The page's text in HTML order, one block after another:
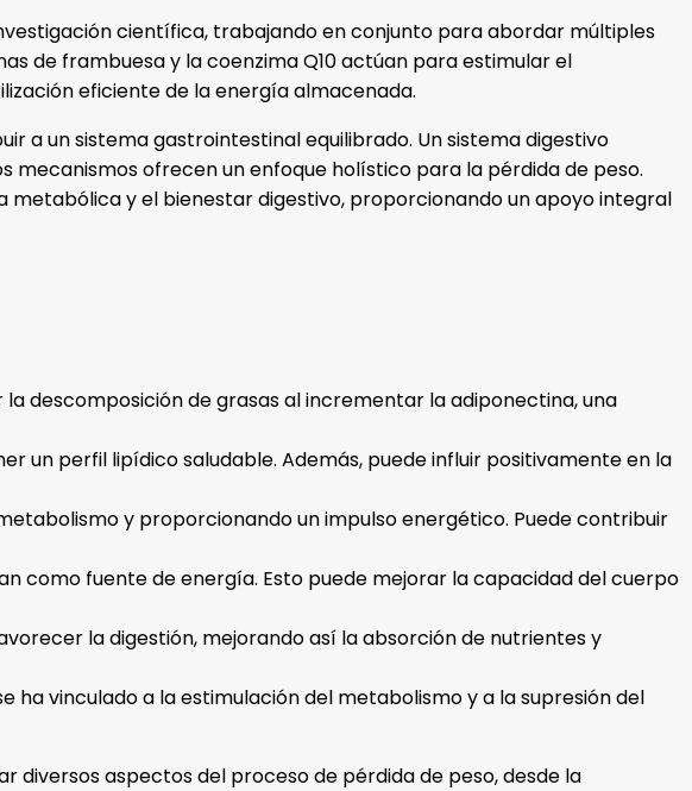
científica, trabajando en conjunto para abordar múltiples
de frambuesa y la coenzima Q10 actúan para estimular el
eficiente de la energía almacenada.
a un sistema gastrointestinal equilibrado. Un sistema digestivo
mecanismos ofrecen un enfoque holístico para la pérdida de peso.
metabólica y el bienestar digestivo, proporcionando un apoyo integral
descomposición de grasas al incrementar la adiponectina, una
un perfil lipídico saludable. Además, puede influir positivamente en la
y proporcionando un impulso energético. Puede contribuir
como fuente de energía. Esto puede mejorar la capacidad del cuerpo
la digestión, mejorando así la absorción de nutrientes y
ha vinculado a la estimulación del metabolismo y a la supresión del
diversos aspectos del proceso de pérdida de peso, desde la